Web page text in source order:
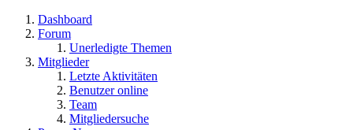
Dashboard
Forum
Unerledigte Themen
Mitglieder
Letzte Aktivitäten
Benutzer online
Team
Mitgliedersuche